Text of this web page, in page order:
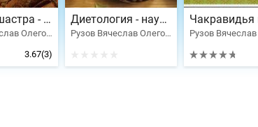
Шакуна шастра - ведическая наука о приметах
Рузов Вячеслав Олегович
3.67(3)
Диетология - наука о специях
Рузов Вячеслав Олегович